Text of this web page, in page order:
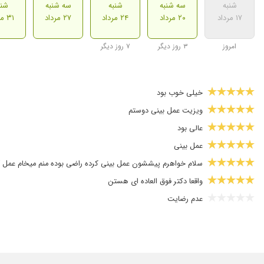
شنبه
۱۷ مرداد
امروز
سه شنبه
۲۰ مرداد
۳ روز دیگر
شنبه
۲۴ مرداد
۷ روز دیگر
سه شنبه
۲۷ مرداد
۳۱ مرداد
خیلی خوب بود
ویزیت عمل بینی دوستم
عالی بود
عمل بینی
سلام خواهرم پیششون عمل بینی کرده راضی بوده منم میخام عمل
واقعا دکتر فوق العاده ای هستن
عدم رضایت